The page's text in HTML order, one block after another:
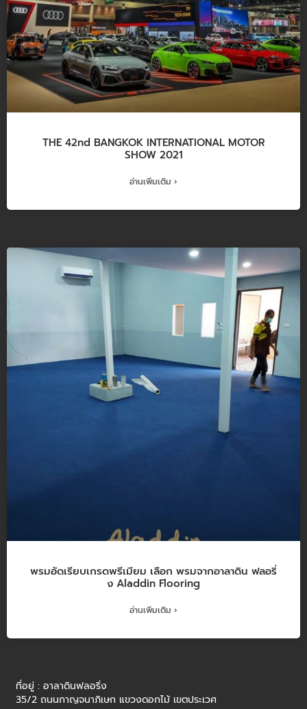
THE 42nd BANGKOK INTERNATIONAL MOTOR
SHOW 2021
อ่านเพิ่มเติม ›
พรมอัดเรียบเกรดพรีเมียม เลือก พรมจากอาลาดิน ฟลอริ่
ง Aladdin Flooring
อ่านเพิ่มเติม ›
ที่อยู่ : อาลาดินฟลอริ่ง
35/2 ถนนกาญจนาภิเษก แขวงดอกไม้ เขตประเวศ